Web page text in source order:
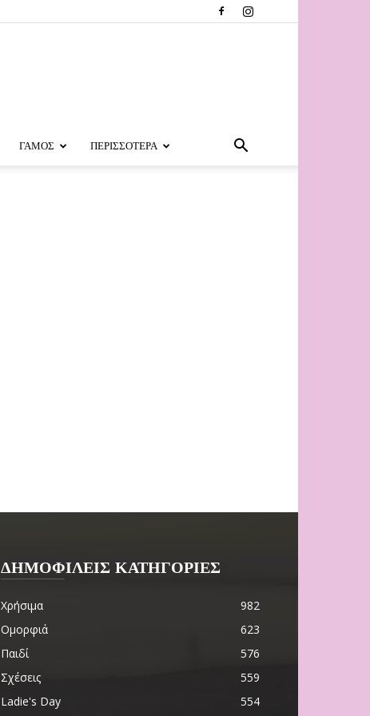
ΓΑΜΟΣ ΠΕΡΙΣΣΟΤΕΡΑ
ΔΗΜΟΦΙΛΕΙΣ ΚΑΤΗΓΟΡΙΕΣ
Χρήσιμα
982
Ομορφιά
623
Παιδί
576
Σχέσεις
559
Ladie's Day
554